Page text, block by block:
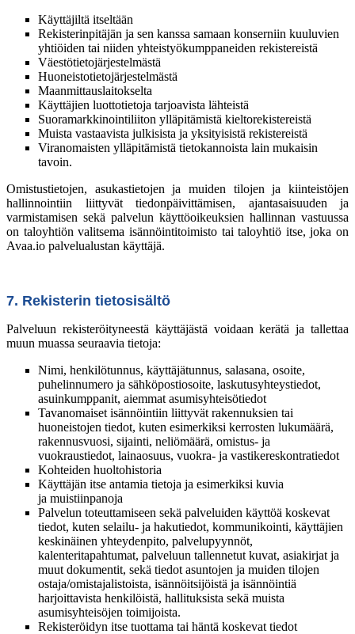
Käyttäjiltä itseltään
Rekisterinpitäjän ja sen kanssa samaan konserniin kuuluvien
yhtiöiden tai niiden yhteistyökumppaneiden rekistereistä
Väestötietojärjestelmästä
Huoneistotietojärjestelmästä
Maanmittauslaitokselta
Käyttäjien luottotietoja tarjoavista lähteistä
Suoramarkkinointiliiton ylläpitämistä kieltorekistereistä
Muista vastaavista julkisista ja yksityisistä rekistereistä
Viranomaisten ylläpitämistä tietokannoista lain mukaisin
tavoin.
Omistustietojen, asukastietojen ja muiden tilojen ja kiinteistöjen
hallinnointiin liittyvät tiedonpäivittämisen, ajantasaisuuden ja
varmistamisen sekä palvelun käyttöoikeuksien hallinnan vastuussa
on taloyhtiön valitsema isännöintitoimisto tai taloyhtiö itse, joka on
Avaa.io palvelualustan käyttäjä.
7. Rekisterin tietosisältö
Palveluun rekisteröityneestä käyttäjästä voidaan kerätä ja tallettaa
muun muassa seuraavia tietoja:
Nimi, henkilötunnus, käyttäjätunnus, salasana, osoite,
puhelinnumero ja sähköpostiosoite, laskutusyhteystiedot,
asuinkumppanit, aiemmat asumisyhteisötiedot
Tavanomaiset isännöintiin liittyvät rakennuksien tai
huoneistojen tiedot, kuten esimerkiksi kerrosten lukumäärä,
rakennusvuosi, sijainti, neliömäärä, omistus- ja
vuokraustiedot, lainaosuus, vuokra- ja vastikereskontratiedot
Kohteiden huoltohistoria
Käyttäjän itse antamia tietoja ja esimerkiksi kuvia
ja muistiinpanoja
Palvelun toteuttamiseen sekä palveluiden käyttöä koskevat
tiedot, kuten selailu- ja hakutiedot, kommunikointi, käyttäjien
keskinäinen yhteydenpito, palvelupyynnöt,
kalenteritapahtumat, palveluun tallennetut kuvat, asiakirjat ja
muut dokumentit, sekä tiedot asuntojen ja muiden tilojen
ostaja/omistajalistoista, isännöitsijöistä ja isännöintiä
harjoittavista henkilöistä, hallituksista sekä muista
asumisyhteisöjen toimijoista.
Rekisteröidyn itse tuottama tai häntä koskevat tiedot